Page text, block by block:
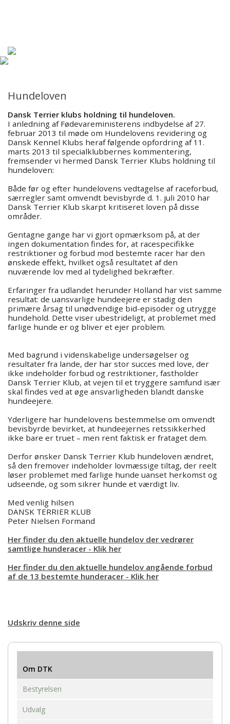
Om DTK
Racer
Kredse
Udstilling/Show
Aktiviteter/kalender
Hvalpeliste
Min side
MIN SIDE
Hundeloven
Dansk Terrier klubs holdning til hundeloven.
I anledning af Fødevareministerens indbydelse af 27.
februar 2013 til møde om Hundelovens revidering og
Dansk Kennel Klubs heraf følgende opfordring af 11.
marts 2013 til specialklubbernes kommentering,
fremsender vi hermed Dansk Terrier Klubs holdning til
hundeloven:
Både før og efter hundelovens vedtagelse af raceforbud,
særregler samt omvendt bevisbyrde d. 1. juli 2010 har
Dansk Terrier Klub skarpt kritiseret loven på disse
områder.
Gentagne gange har vi gjort opmærksom på, at der
ingen dokumentation findes for, at racespecifikke
restriktioner og forbud mod bestemte racer har den
ønskede effekt, hvilket også resultatet af den
nuværende lov med al tydelighed bekræfter.
Erfaringer fra udlandet herunder Holland har vist samme
resultat: de uansvarlige hundeejere er stadig den
primære årsag til unødvendige bid-episoder og utrygge
hundehold. Dette viser ubestrideligt, at problemet med
farlige hunde er og bliver et ejer problem.
Med bagrund i videnskabelige undersøgelser og
resultater fra lande, der har stor succes med love, der
ikke indeholder forbud og restriktioner, fastholder
Dansk Terrier Klub, at vejen til et tryggere samfund især
skal findes ved at øge ansvarligheden blandt danske
hundeejere.
Yderligere har hundelovens bestemmelse om omvendt
bevisbyrde bevirket, at hundeejernes retssikkerhed
ikke bare er truet – men rent faktisk er frataget dem.
Derfor ønsker Dansk Terrier Klub hundeloven ændret,
så den fremover indeholder lovmæssige tiltag, der reelt
løser problemet med farlige hunde uanset herkomst og
udseende, og som sikrer hunde et værdigt liv.
Med venlig hilsen
DANSK TERRIER KLUB
Peter Nielsen Formand
Her finder du den aktuelle hundelov der vedrører
samtlige hunderacer - Klik her
Her finder du den aktuelle hundelov angående forbud
af de 13 bestemte hunderacer - Klik her
Udskriv denne side
Om DTK
Bestyrelsen
Udvalg